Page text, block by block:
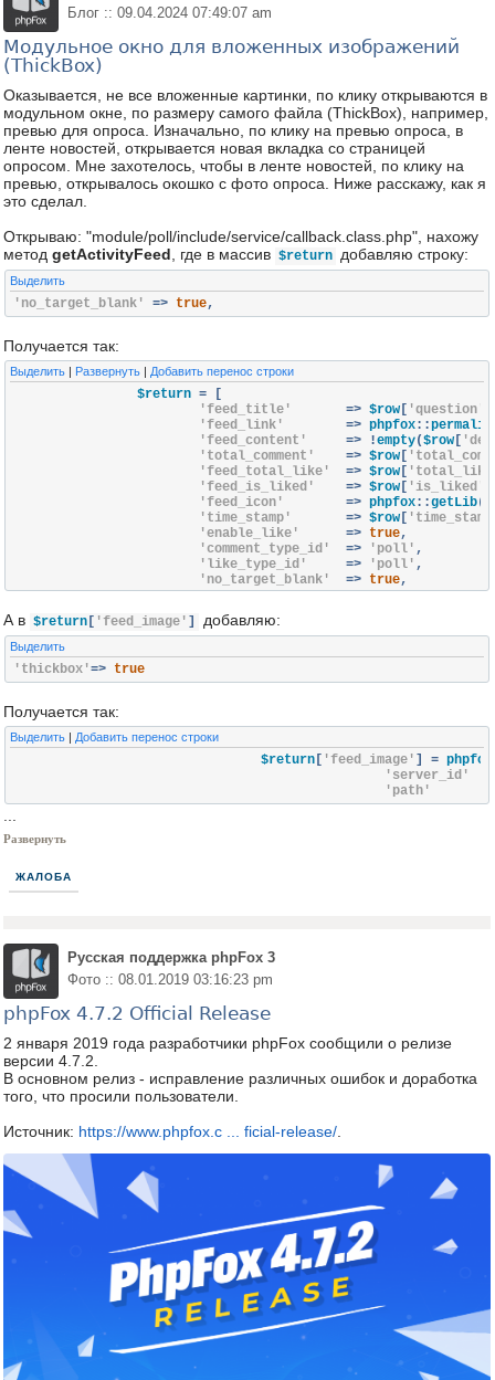
Блог :: 09.04.2024 07:49:07 am
Модульное окно для вложенных изображений
(ThickBox)
Оказывается, не все вложенные картинки, по клику открываются в
модульном окне, по размеру самого файла (ThickBox), например,
превью для опроса. Изначально, по клику на превью опроса, в
ленте новостей, открывается новая вкладка со страницей
опросом. Мне захотелось, чтобы в ленте новостей, по клику на
превью, открывалось окошко с фото опроса. Ниже расскажу, как я
это сделал.
Открываю: "module/poll/include/service/callback.class.php", нахожу
метод getActivityFeed , где в массив $return добавляю строку:
Выделить
'no_target_blank' => true,
Получается так:
Выделить | Развернуть | Добавить перенос строки
		$return
=
[
'feed_title'
=> $row [ 'question'
'feed_link'
=> phpfox::
'feed_content'
=> !empty($row [
'total_comment'
=> $row [
'feed_total_like'
=> $row [
'feed_is_liked'
=> $row [ 'is_liked'
'feed_icon'
=> phpfox::getLib(
'time_stamp'
=> $row [
'enable_like'
=> true,
'comment_type_id'
=> 'poll' ,
'like_type_id'
=> 'poll' ,
'no_target_blank'
=> true,
'feed_custom_html' => $tpl->
А в $return [ 'feed_image' ] добавляю:
Выделить
'thickbox'=> true
Получается так:
Выделить | Добавить перенос строки
				$return
[ 'feed_image' ] = phpfox
'server_id'
'path'
Развернуть
ЖАЛОБА
Русская поддержка phpFox 3
Фото :: 08.01.2019 03:16:23 pm
phpFox 4.7.2 Official Release
2 января 2019 года разработчики phpFox сообщили о релизе
версии 4.7.2.
В основном релиз - исправление различных ошибок и доработка
того, что просили пользователи.
Источник: https://www.phpfox.c ... ficial-release/